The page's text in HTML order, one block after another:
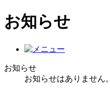
お知らせ
お知らせ
お知らせはありません。